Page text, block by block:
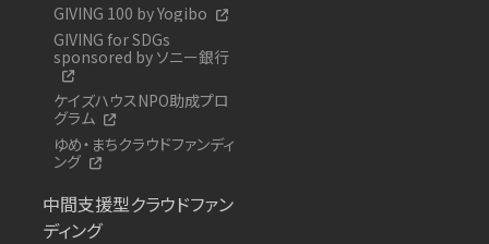
GIVING 100 by Yogibo
GIVING for SDGs
sponsored by ソニー銀行
ケイズハウスNPO助成プロ
グラム
ゆめ・まちクラウドファンディ
ング
中間支援型クラウドファン
ディング